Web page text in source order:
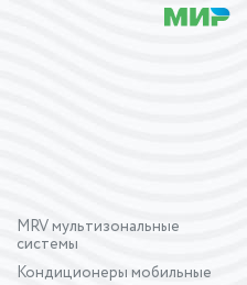
MRV мультизональные
системы
Кондиционеры мобильные